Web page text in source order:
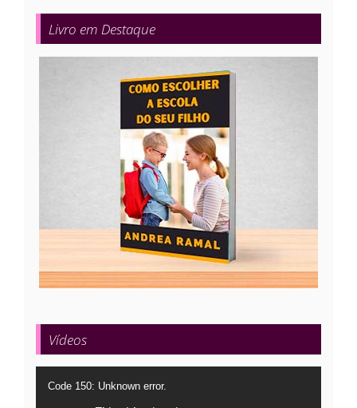
Livro em Destaque
Vídeos
Tocador
Code 150: Unknown error.